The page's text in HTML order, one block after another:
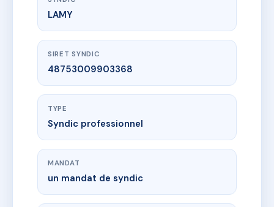
LAMY
SIRET SYNDIC
48753009903368
TYPE
Syndic professionnel
MANDAT
un mandat de syndic